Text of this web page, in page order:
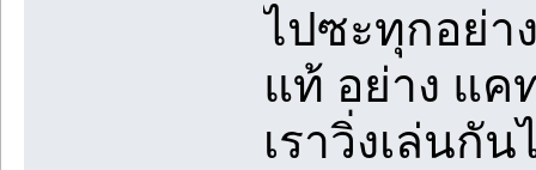
ไปซะทุกอย่า
แท้ อย่าง แค
เราวิ่งเล่นกั